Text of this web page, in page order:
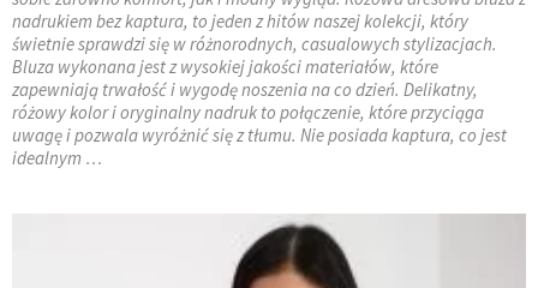
nadrukiem bez kaptura, to jeden z hitów naszej kolekcji, który
świetnie sprawdzi się w różnorodnych, casualowych stylizacjach.
Bluza wykonana jest z wysokiej jakości materiałów, które
zapewniają trwałość i wygodę noszenia na co dzień. Delikatny,
różowy kolor i oryginalny nadruk to połączenie, które przyciąga
uwagę i pozwala wyróżnić się z tłumu. Nie posiada kaptura, co jest
idealnym …